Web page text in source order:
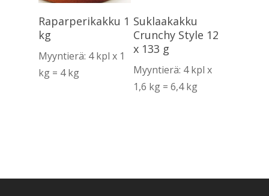
Lue Lisää
Raparperikakku 1
kg
Myyntierä: 4 kpl x 1
kg = 4 kg
Lue Lisää
Suklaakakku
Crunchy Style 12
x 133 g
Myyntierä: 4 kpl x
1,6 kg = 6,4 kg